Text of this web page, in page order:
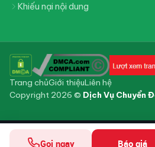
Gọi ngay Báo giá
Khiếu nại nội dung
Trang chủGiới thiệuLiên hệ
Copyright 2026 © Dịch Vụ Chuyển